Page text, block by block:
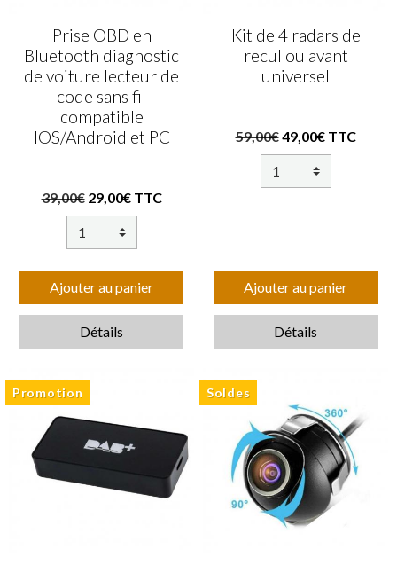
Prise OBD en
Bluetooth diagnostic
de voiture lecteur de
code sans fil
compatible
IOS/Android et PC
39,00€ 29,00€ TTC
Ajouter au panier
Détails
Kit de 4 radars de
recul ou avant
universel
59,00€49,00€ TTC
Ajouter au panier
Détails
Promotion Soldes